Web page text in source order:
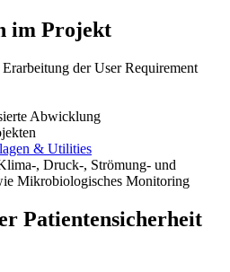
im Projekt
der User Requirement
Abwicklung
& Utilities
, Druck-, Strömung- und
Mikrobiologisches Monitoring
Patientensicherheit